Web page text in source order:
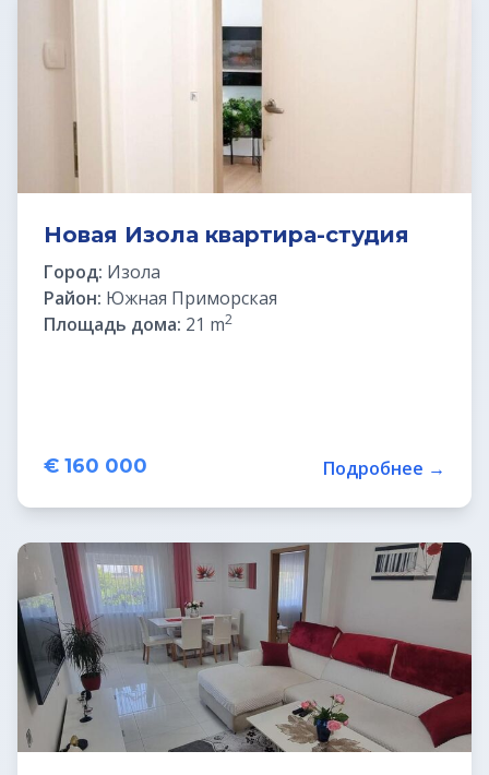
Новая Изола квартира-студия
Город: Изола
Район: Южная Приморская
Площадь дома: 21 m2
€ 160 000 Подробнее →